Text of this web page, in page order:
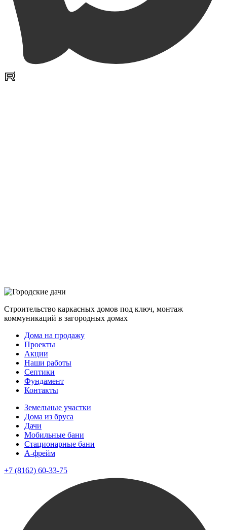
Строительство каркасных домов под ключ, монтаж
коммуникаций в загородных домах
Дома на продажу
Проекты
Акции
Наши работы
Септики
Фундамент
Контакты
Земельные участки
Дома из бруса
Дачи
Мобильные бани
Стационарные бани
A-фрейм
+7 (8162) 60-33-75